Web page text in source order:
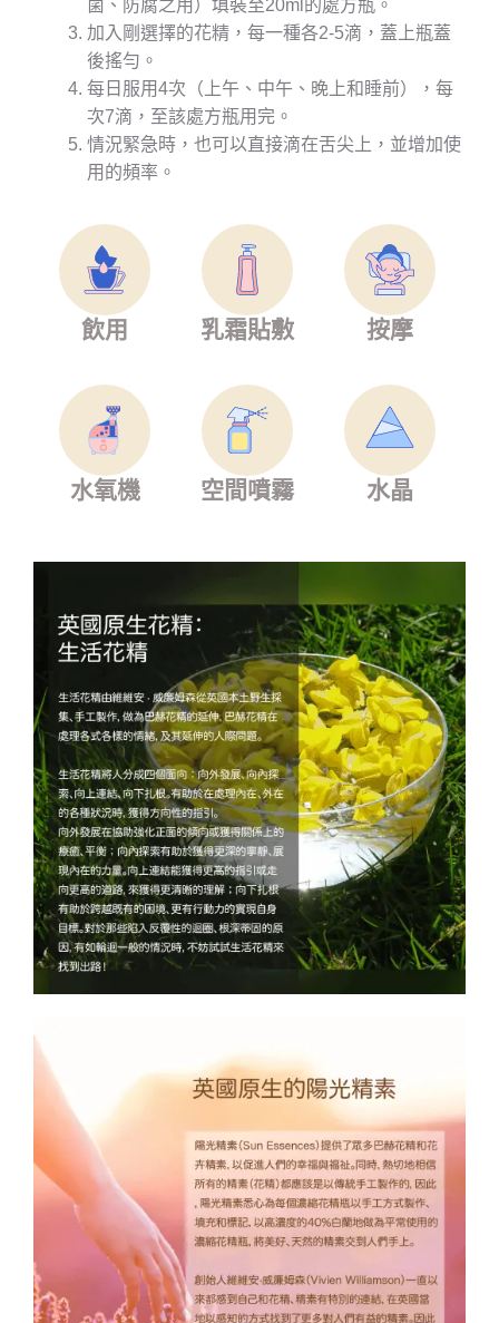
菌、防腐之用）填裝至20ml的處方瓶。
加入剛選擇的花精，每一種各2-5滴，蓋上瓶蓋
後搖勻。
每日服用4次（上午、中午、晚上和睡前），每
次7滴，至該處方瓶用完。
情況緊急時，也可以直接滴在舌尖上，並增加使
用的頻率。
飲用 乳霜貼敷 按摩
水氧機 空間噴霧 水晶